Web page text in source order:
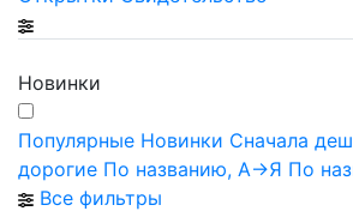
Новинки
Популярные Новинки Сначала
дорогие По названию, А->Я По
Все фильтры